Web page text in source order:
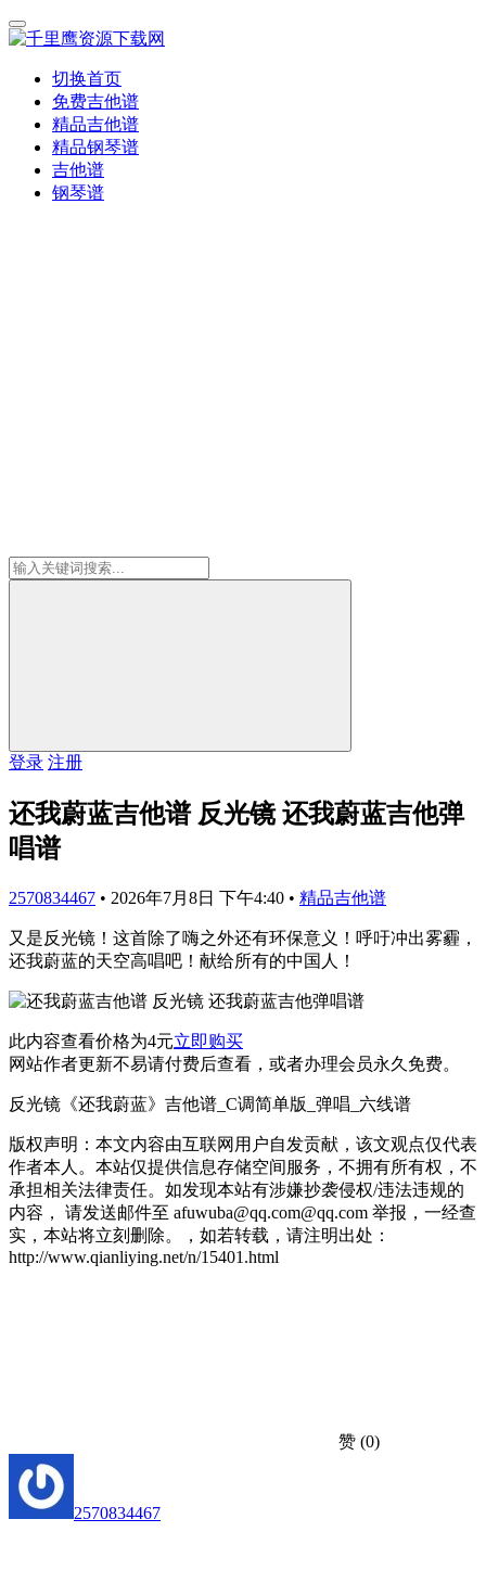
切换首页
免费吉他谱
精品吉他谱
精品钢琴谱
吉他谱
钢琴谱
登录 注册
还我蔚蓝吉他谱 反光镜 还我蔚蓝吉他弹
唱谱
2570834467 • 2026年7月8日 下午4:40 • 精品吉他谱
又是反光镜！这首除了嗨之外还有环保意义！呼吁冲出雾霾，
还我蔚蓝的天空高唱吧！献给所有的中国人！
此内容查看价格为4元立即购买
网站作者更新不易请付费后查看，或者办理会员永久免费。
反光镜《还我蔚蓝》吉他谱_C调简单版_弹唱_六线谱
版权声明：本文内容由互联网用户自发贡献，该文观点仅代表
作者本人。本站仅提供信息存储空间服务，不拥有所有权，不
承担相关法律责任。如发现本站有涉嫌抄袭侵权/违法违规的
内容， 请发送邮件至 afuwuba@qq.com@qq.com 举报，一经查
实，本站将立刻删除。，如若转载，请注明出处：
http://www.qianliying.net/n/15401.html
赞 (0)
2570834467